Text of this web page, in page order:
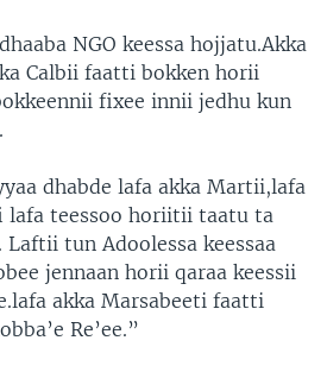
NGO keessa hojjatu.Akka
Calbii faatti bokken horii
fixee innii jedhu kun
dhabde lafa akka Martii,lafa
lafa teessoo horiitii taatu ta
tun Adoolessa keessaa
jennaan horii qaraa keessii
akka Marsabeeti faatti
Re’ee.”